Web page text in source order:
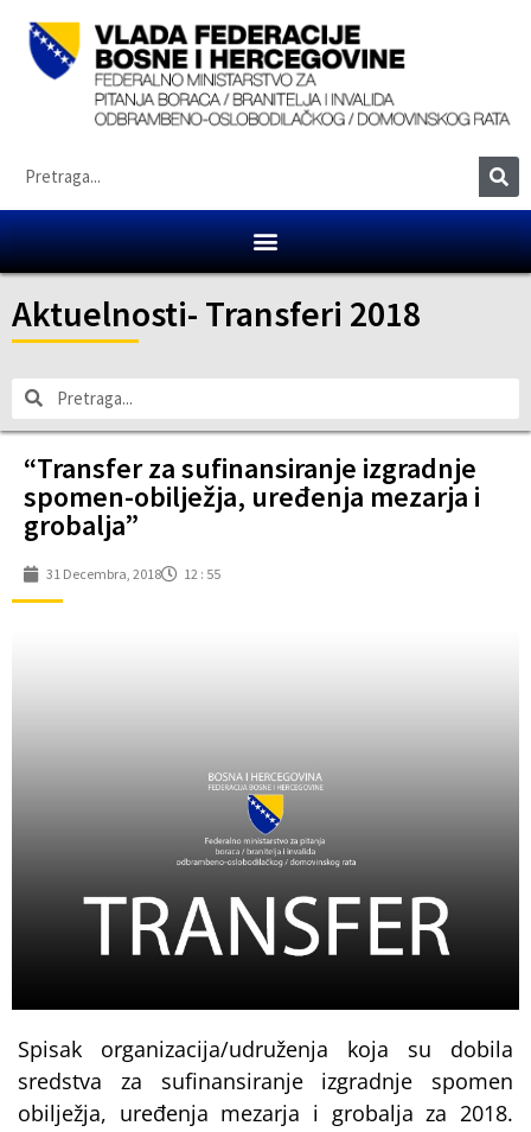
Aktuelnosti- Transferi 2018
“Transfer za sufinansiranje izgradnje
spomen-obilježja, uređenja mezarja i
grobalja”
31 Decembra, 2018 12 : 55
Spisak organizacija/udruženja koja su dobila
sredstva za sufinansiranje izgradnje spomen
obilježja, uređenja mezarja i grobalja za 2018.